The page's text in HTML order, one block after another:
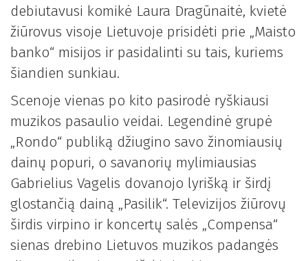
debiutavusi komikė Laura Dragūnaitė, kvietė
žiūrovus visoje Lietuvoje prisidėti prie „Maisto
banko“ misijos ir pasidalinti su tais, kuriems
šiandien sunkiau.
Scenoje vienas po kito pasirodė ryškiausi
muzikos pasaulio veidai. Legendinė grupė
„Rondo“ publiką džiugino savo žinomiausių
dainų popuri, o savanorių mylimiausias
Gabrielius Vagelis dovanojo lyrišką ir širdį
glostančią dainą „Pasilik“. Televizijos žiūrovų
širdis virpino ir koncertų salės „Compensa“
sienas drebino Lietuvos muzikos padangės